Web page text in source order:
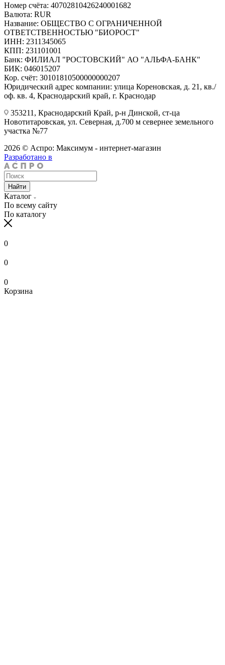
Номер счёта: 40702810426240001682
Валюта: RUR
Название: ОБЩЕСТВО С ОГРАНИЧЕННОЙ
ОТВЕТСТВЕННОСТЬЮ "БИОРОСТ"
ИНН: 2311345065
КПП: 231101001
Банк: ФИЛИАЛ "РОСТОВСКИЙ" АО "АЛЬФА-БАНК"
БИК: 046015207
Кор. счёт: 30101810500000000207
Юридический адрес компании: улица Кореновская, д. 21, кв./
оф. кв. 4, Краснодарский край, г. Краснодар
353211, Краснодарский Край, р-н Динской, ст-ца
Новотитаровская, ул. Северная, д.700 м севернее земельного
участка №77
2026 © Аспро: Максимум - интернет-магазин
Разработано в
Найти
Каталог
По всему сайту
По каталогу
0
0
0
Корзина